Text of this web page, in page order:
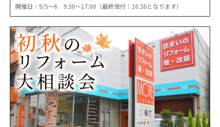
開催日：9/5〜6 9:30〜17:00（最終受付：16:30となります）